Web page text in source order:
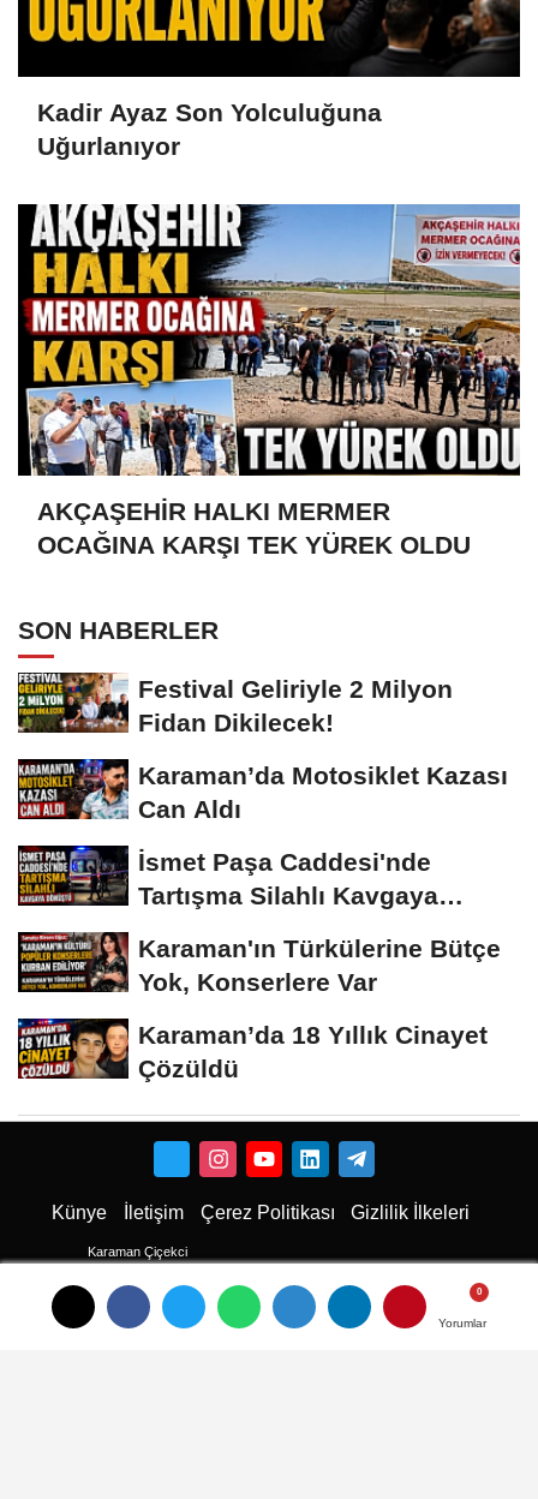
Yorumlar
Yorumlar
Yorumlar
Kadir Ayaz Son Yolculuğuna
Uğurlanıyor
AKÇAŞEHİR HALKI MERMER
OCAĞINA KARŞI TEK YÜREK OLDU
SON HABERLER
Festival Geliriyle 2 Milyon
Fidan Dikilecek!
Karaman’da Motosiklet Kazası
Can Aldı
İsmet Paşa Caddesi'nde
Tartışma Silahlı Kavgaya
Karaman'ın Türkülerine Bütçe
Yok, Konserlere Var
Karaman’da 18 Yıllık Cinayet
Çözüldü
Künye İletişim Çerez Politikası Gizlilik İlkeleri
Karaman Çiçekci
Karaman
Karaman Haber